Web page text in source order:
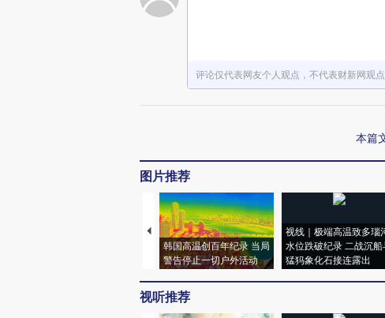
评论仅代表网友个人观点，不代表财新网观点
本篇
图片推荐
韩国高温创百年纪录 当局
警告停止一切户外活动
视线｜极端高温致多瑙
水位跌破纪录 二战沉船
猛犸象化石接连露出
视听推荐